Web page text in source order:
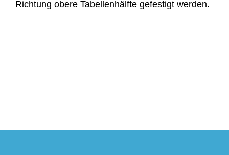
Richtung obere Tabellenhälfte gefestigt werden.